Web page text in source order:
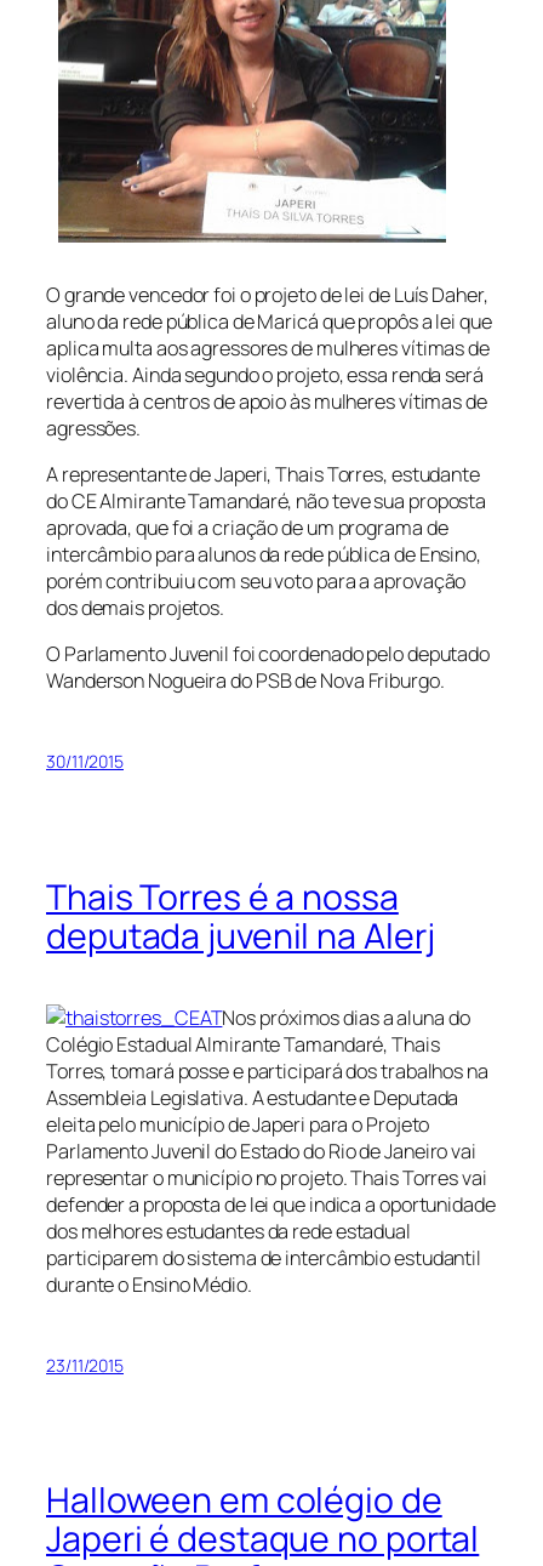
O grande vencedor foi o projeto de lei de Luís Daher,
aluno da rede pública de Maricá que propôs a lei que
aplica multa aos agressores de mulheres vítimas de
violência. Ainda segundo o projeto, essa renda será
revertida à centros de apoio às mulheres vítimas de
agressões.
A representante de Japeri, Thais Torres, estudante
do CE Almirante Tamandaré, não teve sua proposta
aprovada, que foi a criação de um programa de
intercâmbio para alunos da rede pública de Ensino,
porém contribuiu com seu voto para a aprovação
dos demais projetos.
O Parlamento Juvenil foi coordenado pelo deputado
Wanderson Nogueira do PSB de Nova Friburgo.
30/11/2015
Thais Torres é a nossa
deputada juvenil na Alerj
Nos próximos dias a aluna do
Colégio Estadual Almirante Tamandaré, Thais
Torres, tomará posse e participará dos trabalhos na
Assembleia Legislativa. A estudante e Deputada
eleita pelo município de Japeri para o Projeto
Parlamento Juvenil do Estado do Rio de Janeiro vai
representar o município no projeto. Thais Torres vai
defender a proposta de lei que indica a oportunidade
dos melhores estudantes da rede estadual
participarem do sistema de intercâmbio estudantil
durante o Ensino Médio.
23/11/2015
Halloween em colégio de
Japeri é destaque no portal